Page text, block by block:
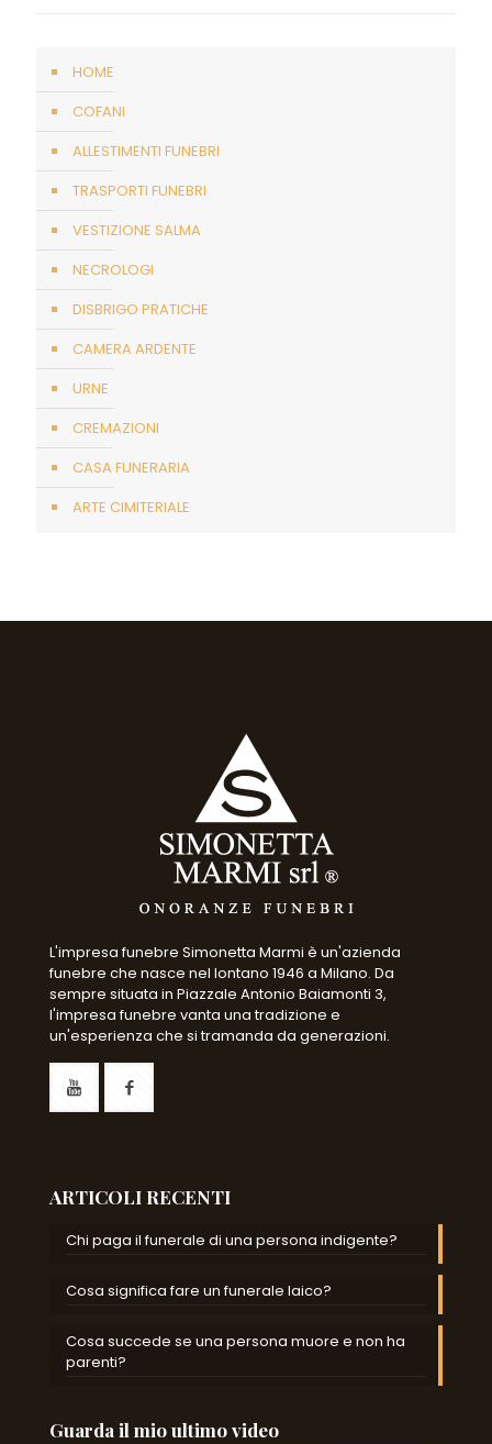
HOME
COFANI
ALLESTIMENTI FUNEBRI
TRASPORTI FUNEBRI
VESTIZIONE SALMA
NECROLOGI
DISBRIGO PRATICHE
CAMERA ARDENTE
URNE
CREMAZIONI
CASA FUNERARIA
ARTE CIMITERIALE
L'impresa funebre Simonetta Marmi è un'azienda
funebre che nasce nel lontano 1946 a Milano. Da
sempre situata in Piazzale Antonio Baiamonti 3,
l'impresa funebre vanta una tradizione e
un'esperienza che si tramanda da generazioni.
ARTICOLI RECENTI
Chi paga il funerale di una persona indigente?
Cosa significa fare un funerale laico?
Cosa succede se una persona muore e non ha
parenti?
Guarda il mio ultimo video